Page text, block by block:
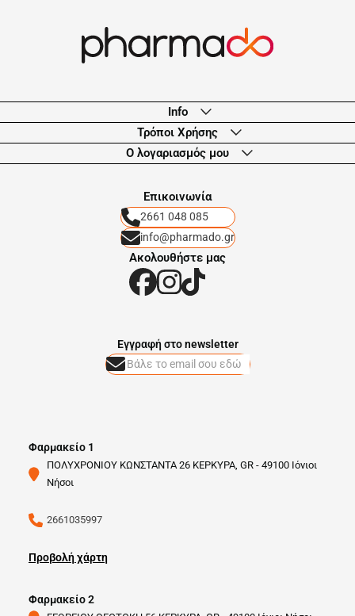
Info
Τρόποι Χρήσης
Ο λογαριασμός μου
Eπικοινωνία
2661 048 085
info@pharmado.gr
Ακολουθήστε μας
Φαρμακείο 1
ΠΟΛΥΧΡΟΝΙΟΥ ΚΩΝΣΤΑΝΤΑ 26 ΚΕΡΚΥΡΑ, GR - 49100 Ιόνιοι
Νήσοι
2661035997
Προβολή χάρτη
Φαρμακείο 2
Eγγραφή στο newsletter